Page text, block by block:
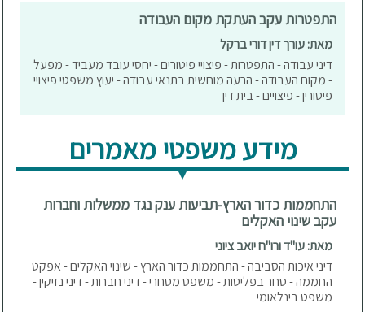
התפטרות עקב העתקת מקום העבודה
מאת: עורך דין דורי ברקל
דיני עבודה - התפטרות - פיצויי פיטורים - יחסי עובד מעביד - מפעל
- מקום העבודה - הרעה מוחשית בתנאי עבודה - יעוץ משפטי פיצויי
פיטורין - פיצויים - בית דין
מידע משפטי מאמרים
התחממות כדור הארץ-תביעות ענק נגד ממשלות וחברות
עקב שינוי האקלים
מאת: עו"ד ורו"ח יואב ציוני
דיני איכות הסביבה - התחממות כדור הארץ - שינוי האקלים - אפקט
החממה - סחר בפליטות - משפט מסחרי - דיני חברות - דיני נזיקין -
משפט בינלאומי